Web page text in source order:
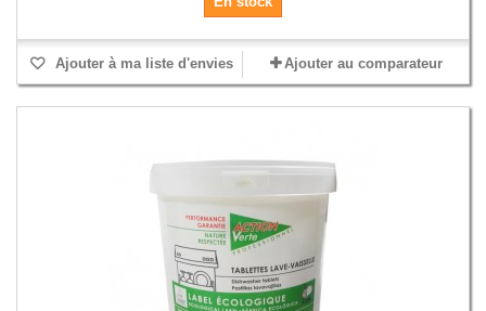
Ajouter à ma liste d'envies Ajouter au comparateur